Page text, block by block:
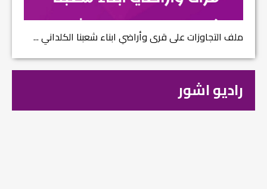
ملف التجاوزات على قرى وأراضي ابناء شعبنا الكلداني ...
راديو اشور